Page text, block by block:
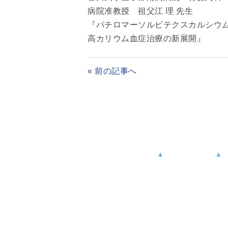
病院准教授 祖父江 理 先生
『パチロマーソルビテクスカルシウ
高カリウム血症治療の新展開』
« 前の記事へ